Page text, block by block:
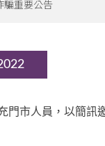
騙重要公告
門市人員，以簡訊